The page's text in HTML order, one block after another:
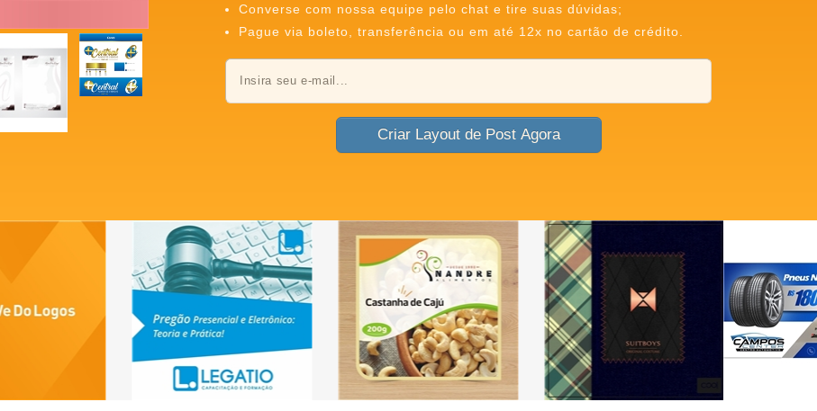
Converse com nossa equipe pelo chat e tire suas dúvidas;
Pague via boleto, transferência ou em até 12x no cartão de crédito.
Criar Layout de Post Agora